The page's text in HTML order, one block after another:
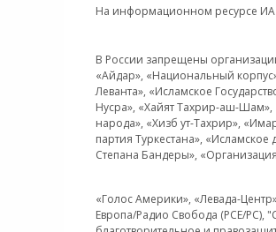
На информационном ресурсе ИА
В России запрещены
«Айдар», «Национальный
Леванта», «Исламское
Нусра», «Хайят Тахрир-аш-
народа», «Хизб ут-Тахрир»,
партия Туркестана»,
Степана Бандеры»,
«Голос Америки», «Левада-
Европа/Радио Свобода (PCE/